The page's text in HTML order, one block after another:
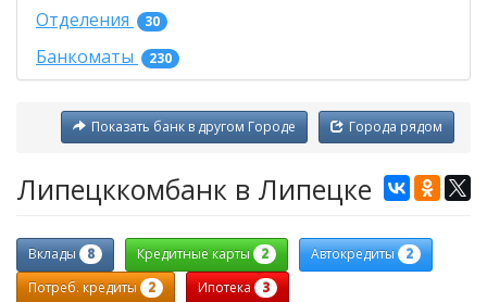
Отделения
30
Банкоматы 230
Города рядом
Показать банк в другом Городе
Липецккомбанк в Липецке
Вклады 8 Кредитные карты 2 Автокредиты 2
Потреб. кредиты 2 Ипотека 3